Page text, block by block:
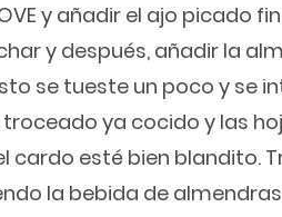
y añadir el ajo picado
y después, añadir la
se tueste un poco y se
ya cocido y las
cardo esté bien blandito.
la bebida de